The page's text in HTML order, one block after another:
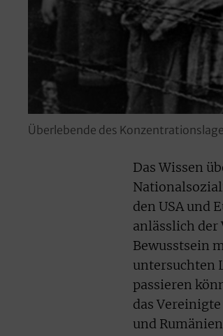
Überlebende des
Das Wissen
den USA und
anlässlich
Bewusstsein
untersuchten
passieren
das
und